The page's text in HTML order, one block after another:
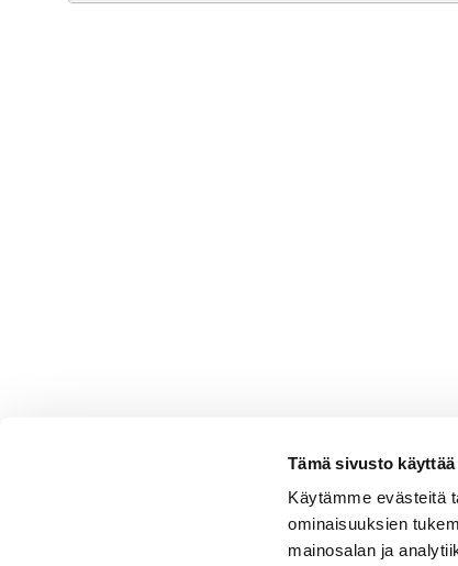
Tämä sivusto
Käytämme evästeitä
ominaisuuksien
mainosalan ja